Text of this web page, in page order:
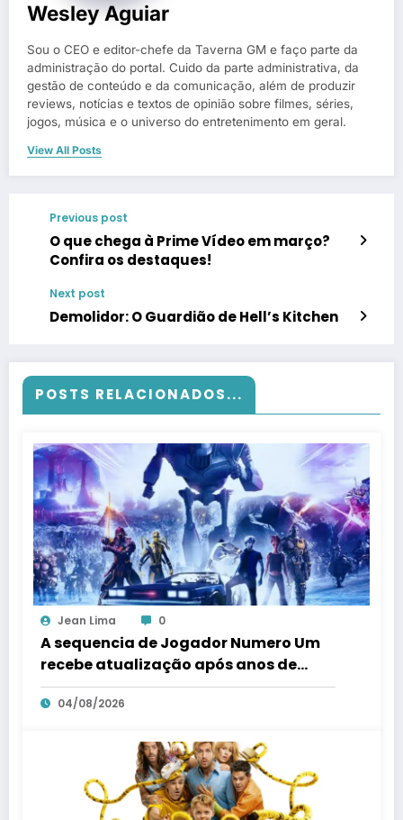
Wesley Aguiar
Sou o CEO e editor-chefe da Taverna GM e faço parte da
administração do portal. Cuido da parte administrativa, da
gestão de conteúdo e da comunicação, além de produzir
reviews, notícias e textos de opinião sobre filmes, séries,
jogos, música e o universo do entretenimento em geral.
View All Posts
Previous post
O que chega à Prime Vídeo em março?
Confira os destaques!
Next post
Demolidor: O Guardião de Hell’s Kitchen
POSTS RELACIONADOS...
Jean Lima 0
A sequencia de Jogador Numero Um
recebe atualização após anos de
silencio
04/08/2026